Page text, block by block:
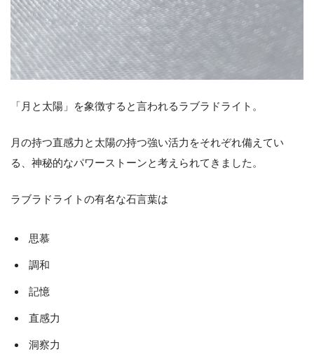
「月と太陽」を象徴すると言われるラブラドライト。
月の持つ直感力と太陽の持つ強い活力をそれぞれ備えてい
る、神秘的なパワーストーンと考えられてきました。
ラブラドライトの有名な石言葉は
思慕
調和
記憶
直感力
洞察力